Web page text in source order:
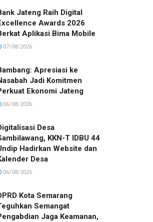
Jateng Raih Digital
Awards 2026
Aplikasi Bima Mobile
07/08/2026
Apresiasi ke
Jadi Komitmen
Ekonomi Jateng
06/08/2026
Desa
KKN-T IDBU 44
Hadirkan Website dan
Desa
06/08/2026
Kota Semarang
Semangat
Jaga Keamanan,